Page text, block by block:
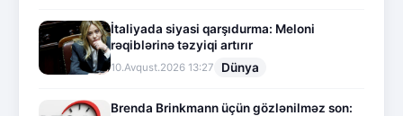
İtaliyada siyasi qarşıdurma: Meloni
rəqiblərinə təzyiqi artırır
10.Avqust.2026 13:27 Dünya
Brenda Brinkmann üçün gözlənilməz son: